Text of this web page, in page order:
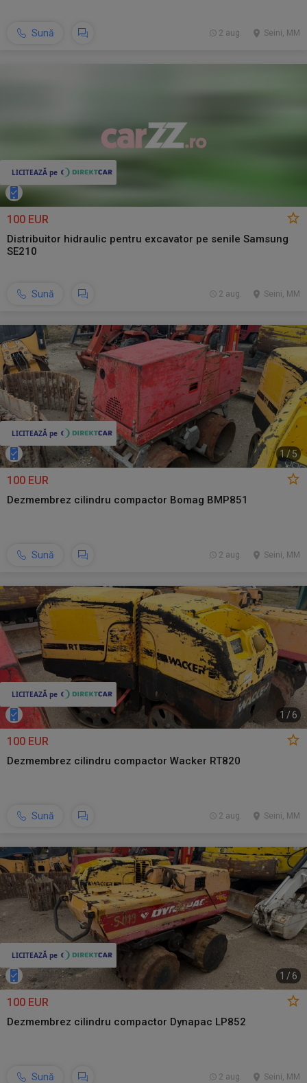
Sună Seini, MM
2 aug.
100 EUR
Distribuitor hidraulic pentru excavator pe senile Samsung
SE210
Sună Seini, MM
2 aug.
1 / 5
100 EUR
Dezmembrez cilindru compactor Bomag BMP851
Sună Seini, MM
2 aug.
1 /6
100 EUR
Dezmembrez cilindru compactor Wacker RT820
Sună Seini, MM
2 aug.
1 /6
100 EUR
Dezmembrez cilindru compactor Dynapac LP852
Sună Seini, MM
2 aug.